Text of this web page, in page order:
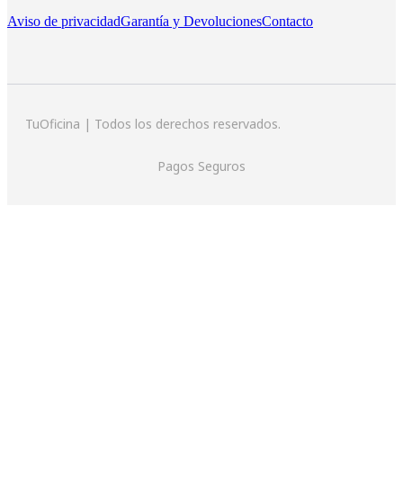
Aviso de privacidadGarantía y DevolucionesContacto
TuOficina | Todos los derechos reservados.
Pagos Seguros